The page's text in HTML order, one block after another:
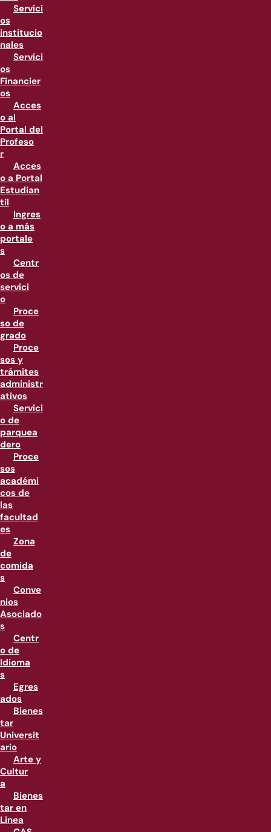
Servici
os
institucio
nales
Servici
os
Financier
os
Acces
o al
Portal del
Profeso
r
Acces
o a Portal
Estudian
til
Ingres
o a más
portale
s
Centr
os de
servici
o
Proce
so de
grado
Proce
sos y
trámites
administr
ativos
Servici
o de
parquea
dero
Proce
sos
académi
cos de
las
facultad
es
Zona
de
comida
s
Conve
nios
Asociado
s
Centr
o de
Idioma
s
Egres
ados
Bienes
tar
Universit
ario
Arte y
Cultur
a
Bienes
tar en
Linea